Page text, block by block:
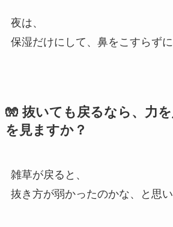
夜は、
保湿だけにして、鼻をこすらずに
🧤 抜いても戻るなら、力
を見ますか？
雑草が戻ると、
抜き方が弱かったのかな、と思い